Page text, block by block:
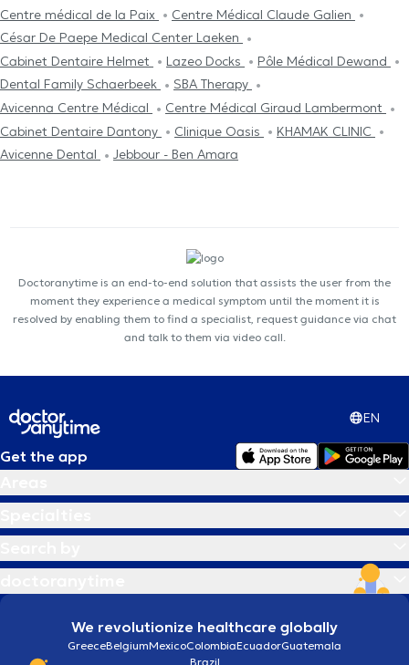
Centre médical de la Paix
Centre Médical Claude Galien
César De Paepe Medical Center Laeken
Cabinet Dentaire Helmet
Lazeo Docks
Pôle Médical Dewand
Dental Family Schaerbeek
SBA Therapy
Avicenna Centre Médical
Centre Médical Giraud Lambermont
Cabinet Dentaire Dantony
Clinique Oasis
KHAMAK CLINIC
Avicenne Dental
Jebbour - Ben Amara
Doctoranytime is an end-to-end solution that assists the user from the
moment they experience a medical symptom until the moment it is
resolved by enabling them to find a specialist, request guidance via chat
and talk to them via video call.
EN
Get the app
We revolutionize healthcare globally
GreeceBelgiumMexicoColombiaEcuadorGuatemala
Brazil